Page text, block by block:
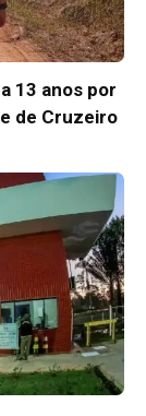
13 anos por
de Cruzeiro